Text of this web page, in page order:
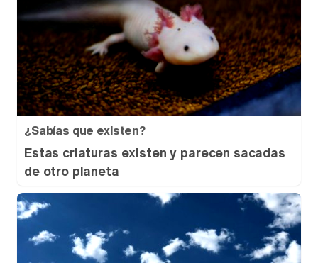
¿Sabías que existen?
Estas criaturas existen y parecen sacadas
de otro planeta